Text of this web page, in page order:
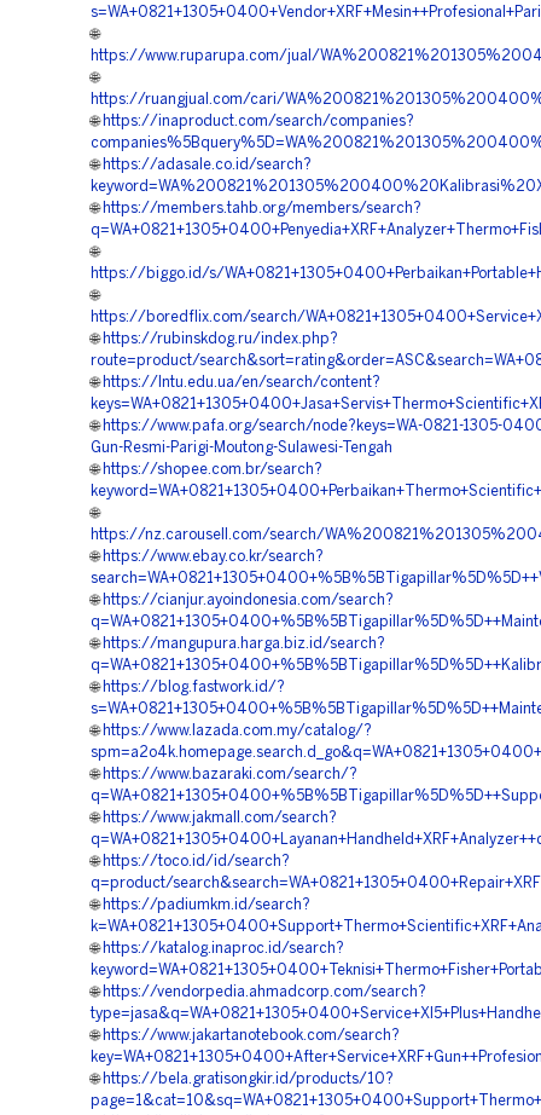
🌐
https://www.ruparupa.com/jual/
🌐
https://ruangjual.com/cari/
🌐 https://inaproduct.com/search/companies?
🌐 https://adasale.co.id/search?
🌐 https://members.tahb.org/members/search?
🌐
https://biggo.id/s/
🌐
https://boredflix.com/search/
🌐 https://rubinskdog.ru/index.php?
route=product/
🌐 https://lntu.edu.ua/en/search/content?
🌐 https://www.pafa.org/search/node?keys=WA-0821-1305-
Gun-Resmi-Parigi-Moutong-Sulawesi-Tengah
🌐 https://shopee.com.br/search?
🌐
https://nz.carousell.com/search/
🌐 https://www.ebay.co.kr/search?
🌐 https://cianjur.ayoindonesia.com/search?
🌐 https://mangupura.harga.biz.id/search?
🌐 https://blog.fastwork.id/?
🌐 https://www.lazada.com.my/catalog/?
🌐 https://www.bazaraki.com/search/?
🌐 https://www.jakmall.com/search?
🌐 https://toco.id/id/search?
q=product/
🌐 https://padiumkm.id/search?
🌐 https://katalog.inaproc.id/search?
🌐 https://vendorpedia.ahmadcorp.com/search?
🌐 https://www.jakartanotebook.com/search?
🌐 https://bela.gratisongkir.id/products/10?